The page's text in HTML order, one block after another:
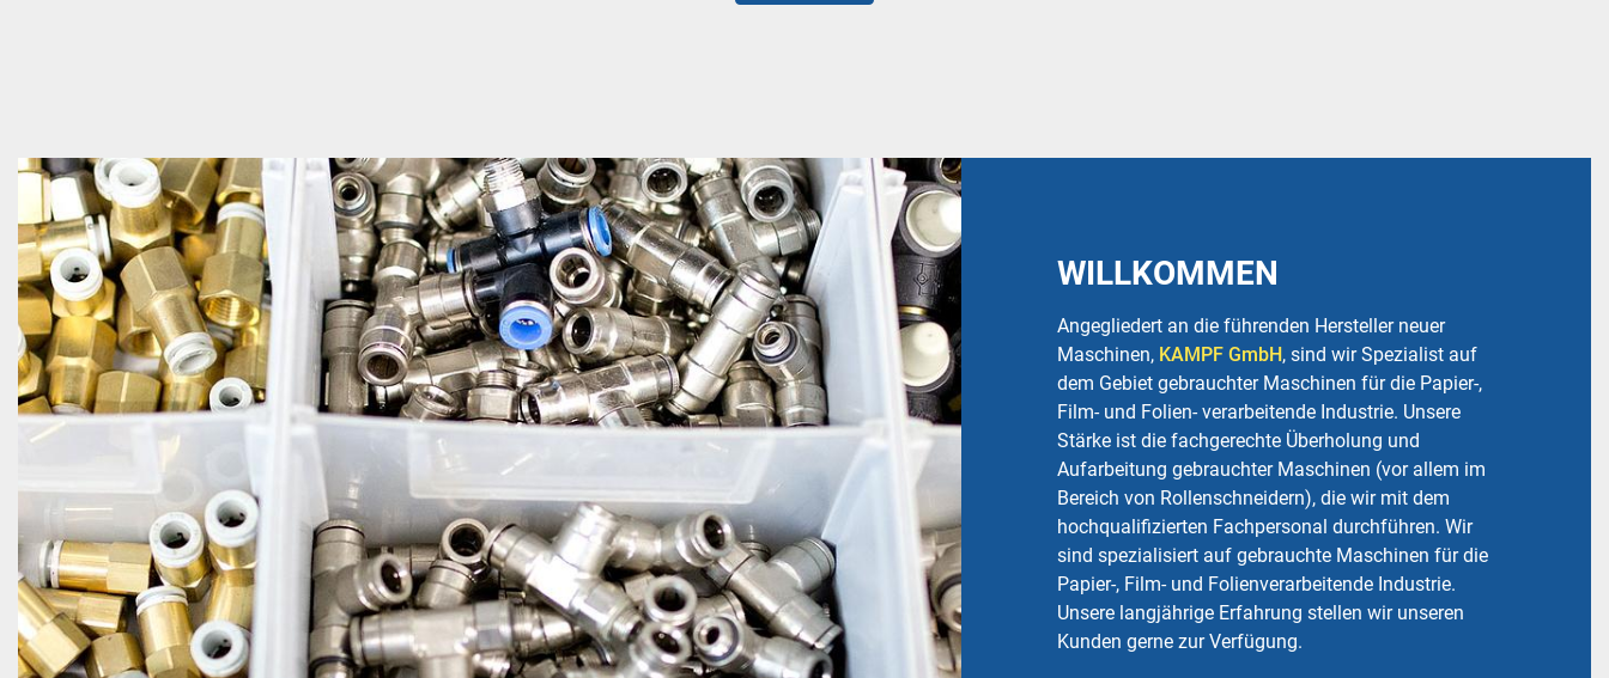
WILLKOMMEN
Angegliedert an die führenden Hersteller neuer
Maschinen, KAMPF GmbH, sind wir Spezialist auf
dem Gebiet gebrauchter Maschinen für die Papier-,
Film- und Folien- verarbeitende Industrie. Unsere
Stärke ist die fachgerechte Überholung und
Aufarbeitung gebrauchter Maschinen (vor allem im
Bereich von Rollenschneidern), die wir mit dem
hochqualifizierten Fachpersonal durchführen. Wir
sind spezialisiert auf gebrauchte Maschinen für die
Papier-, Film- und Folienverarbeitende Industrie.
Unsere langjährige Erfahrung stellen wir unseren
Kunden gerne zur Verfügung.